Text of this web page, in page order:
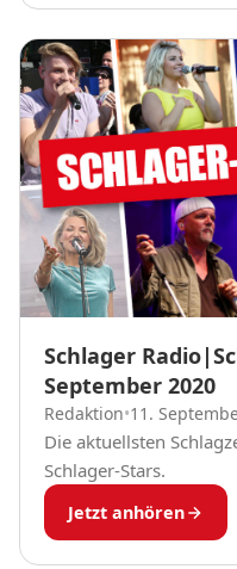
Schlager
September 2020
Redaktion•11.
Die aktuellsten
Schlager-Stars.
Jetzt anhören